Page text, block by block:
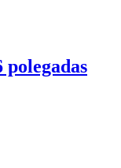
polegadas